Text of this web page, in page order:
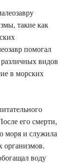
такие как
помогал
видов
в морских
его смерти,
моря и служила
организмов.
воду